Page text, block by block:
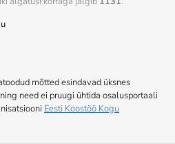
mõtted esindavad üksnes
need ei pruugi ühtida osalusportaali
Eesti Koostöö Kogu